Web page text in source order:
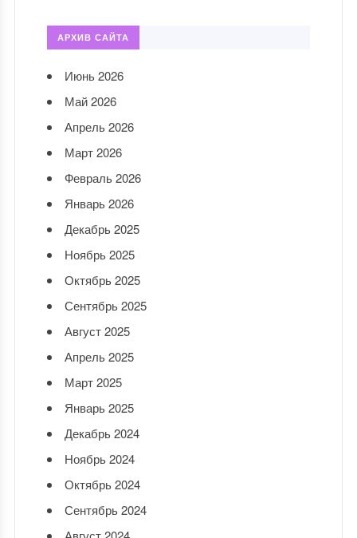
АРХИВ САЙТА
Июнь 2026
Май 2026
Апрель 2026
Март 2026
Февраль 2026
Январь 2026
Декабрь 2025
Ноябрь 2025
Октябрь 2025
Сентябрь 2025
Август 2025
Апрель 2025
Март 2025
Январь 2025
Декабрь 2024
Ноябрь 2024
Октябрь 2024
Сентябрь 2024